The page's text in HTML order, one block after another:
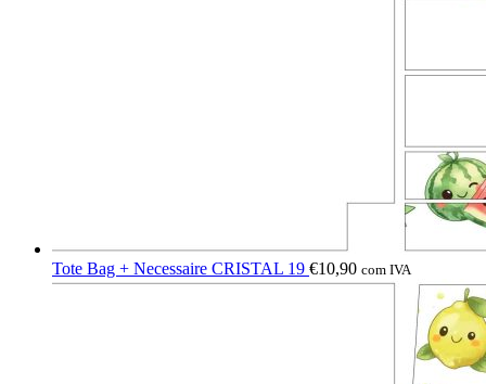
Tote Bag + Necessaire CRISTAL 19 €10,90 com IVA